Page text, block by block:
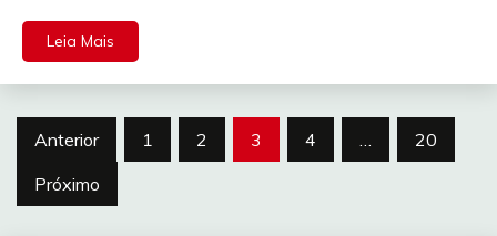
Leia Mais
Paginação
de
posts
Anterior 1 2 3 4 …
20
Próximo